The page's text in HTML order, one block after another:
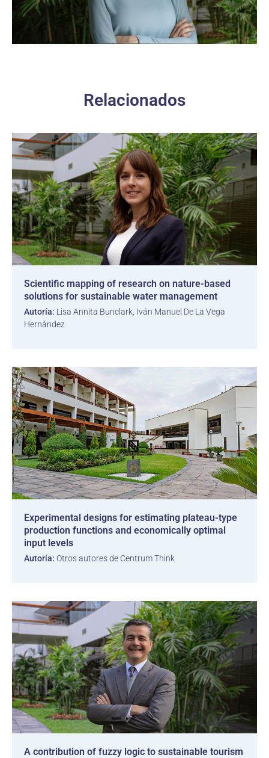
Relacionados
Scientific mapping of research on nature-based
solutions for sustainable water management
Autoría: Lisa Annita Bunclark, Iván Manuel De La Vega
Hernández
Experimental designs for estimating plateau-type
production functions and economically optimal
input levels
Autoría: Otros autores de Centrum Think
A contribution of fuzzy logic to sustainable tourism